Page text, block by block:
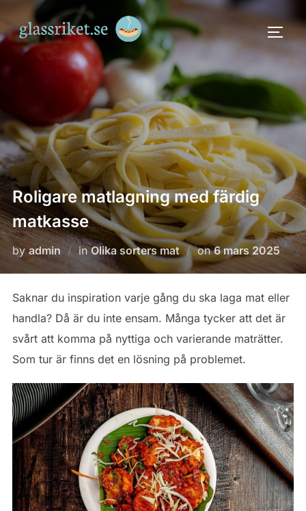
content
Roligare matlagning med färdig
matkasse
byadmin inOlika sorters mat onPosted
on
6 mars 2025
Saknar du inspiration varje gång du ska laga mat eller
handla? Då är du inte ensam. Många tycker att det är
svårt att komma på nyttiga och varierande maträtter.
Som tur är finns det en lösning på problemet.